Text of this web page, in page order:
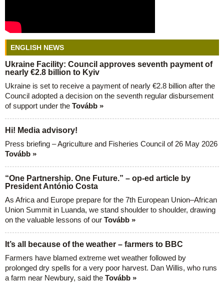
ENGLISH NEWS
Ukraine Facility: Council approves seventh payment of
nearly €2.8 billion to Kyiv
Ukraine is set to receive a payment of nearly €2.8 billion after the
Council adopted a decision on the seventh regular disbursement
of support under the Tovább »
Hi! Media advisory!
Press briefing – Agriculture and Fisheries Council of 26 May 2026
Tovább »
“One Partnership. One Future.” – op-ed article by
President António Costa
As Africa and Europe prepare for the 7th European Union–African
Union Summit in Luanda, we stand shoulder to shoulder, drawing
on the valuable lessons of our Tovább »
It’s all because of the weather – farmers to BBC
Farmers have blamed extreme wet weather followed by
prolonged dry spells for a very poor harvest. Dan Willis, who runs
a farm near Newbury, said the Tovább »